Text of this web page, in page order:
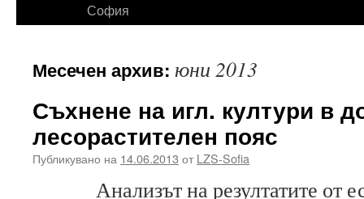
София
Месечен архив: юни 2013
Съхнене на игл. култури в
лесорастителен пояс
Публикувано на 14.06.2013 от LZS-Sofia
Анализът на резултатите от